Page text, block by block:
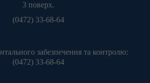
3 поверх.
(0472) 33-68-64
забезпечення та контролю:
(0472) 33-68-64